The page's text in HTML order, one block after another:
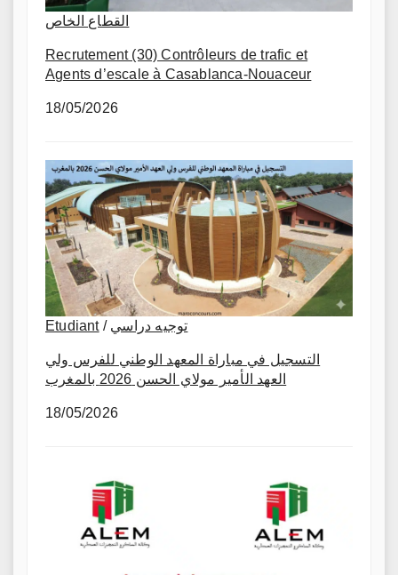
القطاع الخاص
Recrutement (30) Contrôleurs de trafic et
Agents d’escale à Casablanca-Nouaceur
18/05/2026
Etudiant/ توجيه دراسي
التسجيل في مباراة المعهد الوطني للفرس ولي
العهد الأمير مولاي الحسن 2026 بالمغرب
18/05/2026